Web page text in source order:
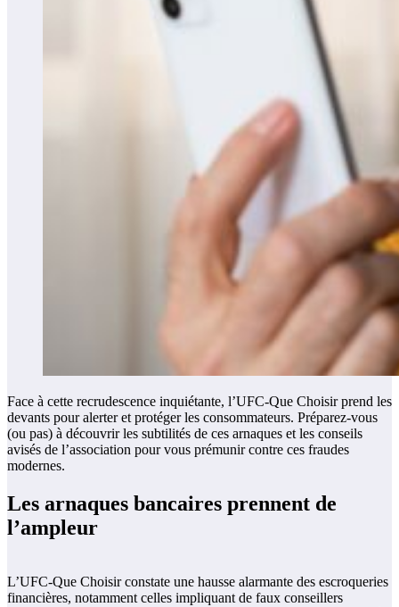
Face à cette recrudescence inquiétante, l’UFC-Que Choisir prend les
devants pour alerter et protéger les consommateurs. Préparez-vous
(ou pas) à découvrir les subtilités de ces arnaques et les conseils
avisés de l’association pour vous prémunir contre ces fraudes
modernes.
Les arnaques bancaires prennent de
l’ampleur
L’UFC-Que Choisir constate une hausse alarmante des escroqueries
financières, notamment celles impliquant de faux conseillers